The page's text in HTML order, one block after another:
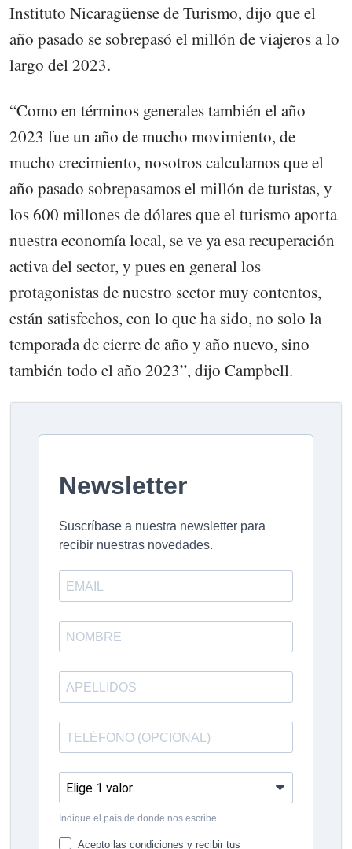
Instituto Nicaragüense de Turismo, dijo que el
año pasado se sobrepasó el millón de viajeros a lo
largo del 2023.
“Como en términos generales también el año
2023 fue un año de mucho movimiento, de
mucho crecimiento, nosotros calculamos que el
año pasado sobrepasamos el millón de turistas, y
los 600 millones de dólares que el turismo aporta
nuestra economía local, se ve ya esa recuperación
activa del sector, y pues en general los
protagonistas de nuestro sector muy contentos,
están satisfechos, con lo que ha sido, no solo la
temporada de cierre de año y año nuevo, sino
también todo el año 2023”, dijo Campbell.